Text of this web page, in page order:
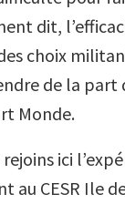
dit,
choix
de la part
Monde.
ici
au CESR Ile